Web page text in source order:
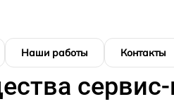
Наши работы Контакты
сервис-